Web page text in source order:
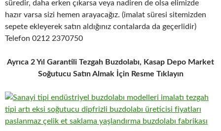
süredir, daha erken çıkarsa veya nadiren de olsa elimizde
hazır varsa sizi hemen arayacağız. (imalat süresi sitemizden
sepete ekleyerek satın aldığınız contalarda da geçerlidir)
Telefon 0212 2370750
Ayrıca 2 Yıl Garantili Tezgah Buzdolabı, Kasap Depo Market
Soğutucu Satın Almak İçin Resme Tıklayın